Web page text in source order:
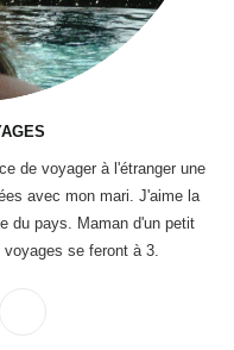
de voyager à l'étranger une
avec mon mari. J'aime la
du pays. Maman d'un petit
voyages se feront à 3.